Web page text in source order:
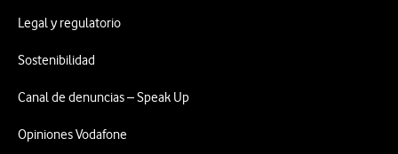
Legal y regulatorio
Sostenibilidad
Canal de denuncias – Speak Up
Opiniones Vodafone